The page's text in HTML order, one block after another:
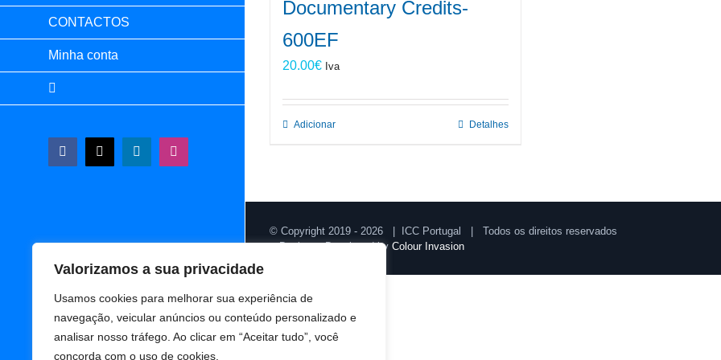
Valorizamos a sua privacidade
Usamos cookies para melhorar sua experiência de
navegação, veicular anúncios ou conteúdo personalizado e
analisar nosso tráfego. Ao clicar em “Aceitar tudo”, você
concorda com o uso de cookies.
CONTACTOS
Minha conta
Facebook
X LinkedInInstagram
Documentary Credits-
600EF
20.00€ Iva
Adicionar Detalhes
© Copyright 2019 - 2026 | ICC Portugal | Todos os direitos reservados
Design & Developed by Colour Invasion